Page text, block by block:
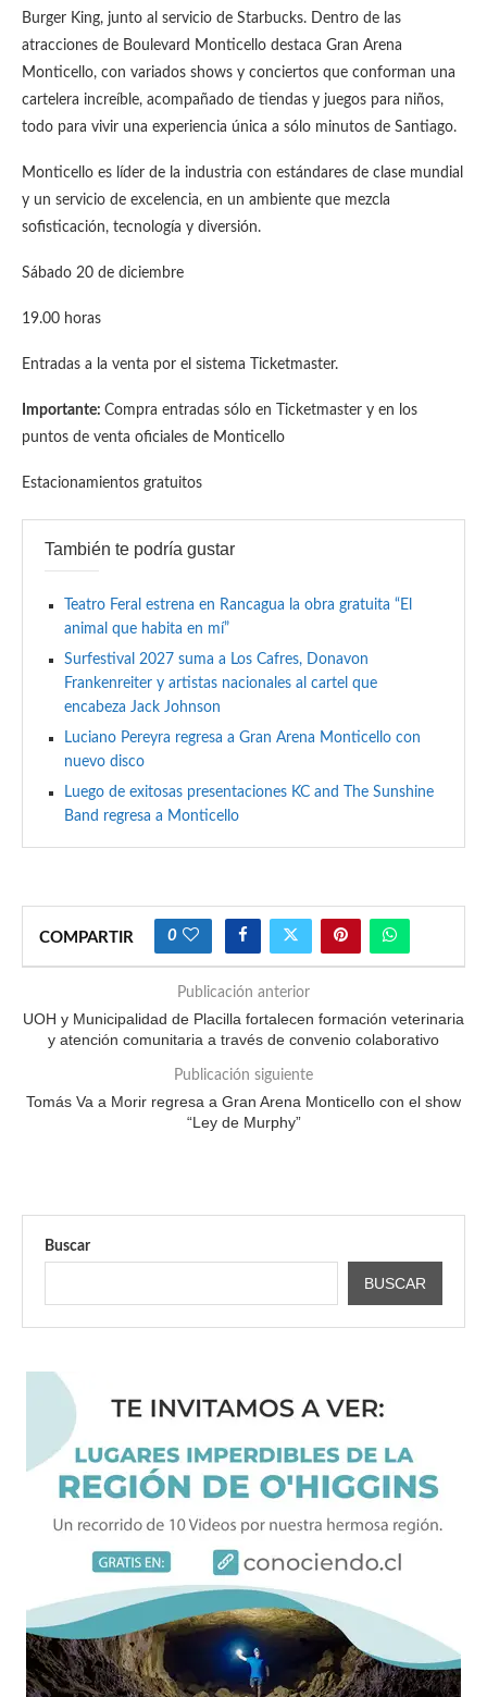
Burger King, junto al servicio de Starbucks. Dentro de las
atracciones de Boulevard Monticello destaca Gran Arena
Monticello, con variados shows y conciertos que conforman una
cartelera increíble, acompañado de tiendas y juegos para niños,
todo para vivir una experiencia única a sólo minutos de Santiago.
Monticello es líder de la industria con estándares de clase mundial
y un servicio de excelencia, en un ambiente que mezcla
sofisticación, tecnología y diversión.
Sábado 20 de diciembre
19.00 horas
Entradas a la venta por el sistema Ticketmaster.
Importante: Compra entradas sólo en Ticketmaster y en los
puntos de venta oficiales de Monticello
Estacionamientos gratuitos
También te podría gustar
Teatro Feral estrena en Rancagua la obra gratuita “El
animal que habita en mí”
Surfestival 2027 suma a Los Cafres, Donavon
Frankenreiter y artistas nacionales al cartel que
encabeza Jack Johnson
Luciano Pereyra regresa a Gran Arena Monticello con
nuevo disco
Luego de exitosas presentaciones KC and The Sunshine
Band regresa a Monticello
COMPARTIR 0
Publicación anterior
UOH y Municipalidad de Placilla fortalecen formación veterinaria
y atención comunitaria a través de convenio colaborativo
Publicación siguiente
Tomás Va a Morir regresa a Gran Arena Monticello con el show
“Ley de Murphy”
Buscar
BUSCAR